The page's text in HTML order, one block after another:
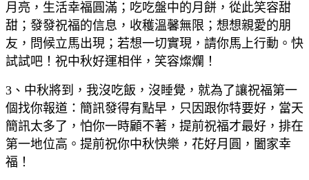
月亮，生活幸福圓滿；吃吃盤中的月餅，從此笑容甜
甜；發發祝福的信息，收穫溫馨無限；想想親愛的朋
友，問候立馬出現；若想一切實現，請你馬上行動。快
試試吧！祝中秋好運相伴，笑容燦爛！
3、中秋將到，我沒吃飯，沒睡覺，就為了讓祝福第一
個找你報道：簡訊發得有點早，只因跟你特要好，當天
簡訊太多了，怕你一時顧不著，提前祝福才最好，排在
第一地位高。提前祝你中秋快樂，花好月圓，闔家幸
福！